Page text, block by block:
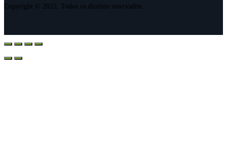
Copyright © 2022. Todos os direitos reservados.